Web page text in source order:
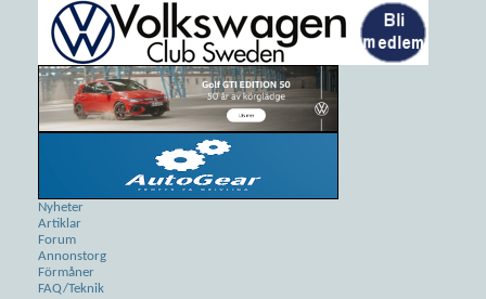
Nyheter
Artiklar
Forum
Annonstorg
Förmåner
FAQ/Teknik